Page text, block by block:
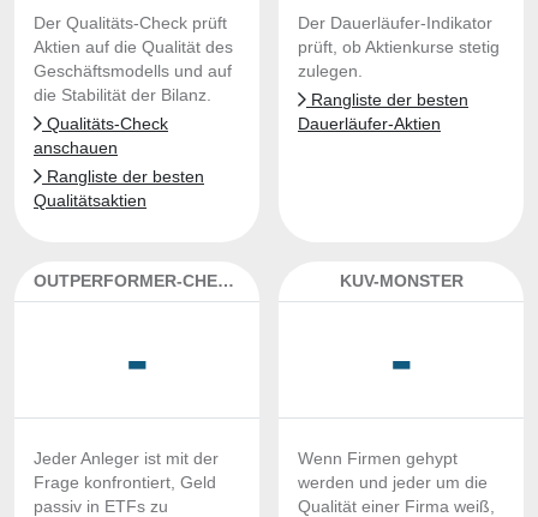
Der Qualitäts-Check prüft
Aktien auf die Qualität des
Geschäftsmodells und auf
die Stabilität der Bilanz.
Qualitäts-Check
anschauen
Rangliste der besten
Qualitätsaktien
Der Dauerläufer-Indikator
prüft, ob Aktienkurse stetig
zulegen.
Rangliste der besten
Dauerläufer-Aktien
OUTPERFORMER-CHECK
-
Jeder Anleger ist mit der
Frage konfrontiert, Geld
passiv in ETFs zu
KUV-MONSTER
-
Wenn Firmen gehypt
werden und jeder um die
Qualität einer Firma weiß,